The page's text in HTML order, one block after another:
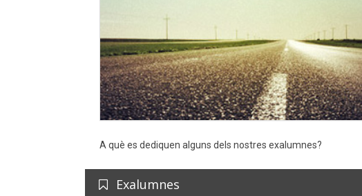
A què es dediquen alguns dels nostres exalumnes?
Exalumnes